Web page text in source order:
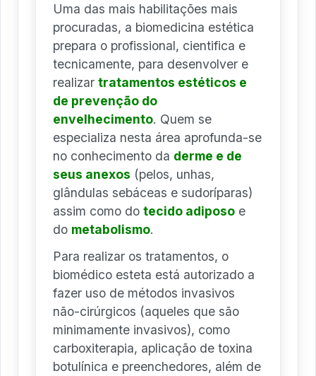
Uma das mais habilitações mais
procuradas, a biomedicina estética
prepara o profissional, cientifica e
tecnicamente, para desenvolver e
realizar tratamentos estéticos e
de prevenção do
envelhecimento. Quem se
especializa nesta área aprofunda-se
no conhecimento da derme e de
seus anexos (pelos, unhas,
glândulas sebáceas e sudoríparas)
assim como do tecido adiposo e
do metabolismo.
Para realizar os tratamentos, o
biomédico esteta está autorizado a
fazer uso de métodos invasivos
não-cirúrgicos (aqueles que são
minimamente invasivos), como
carboxiterapia, aplicação de toxina
botulínica e preenchedores, além de